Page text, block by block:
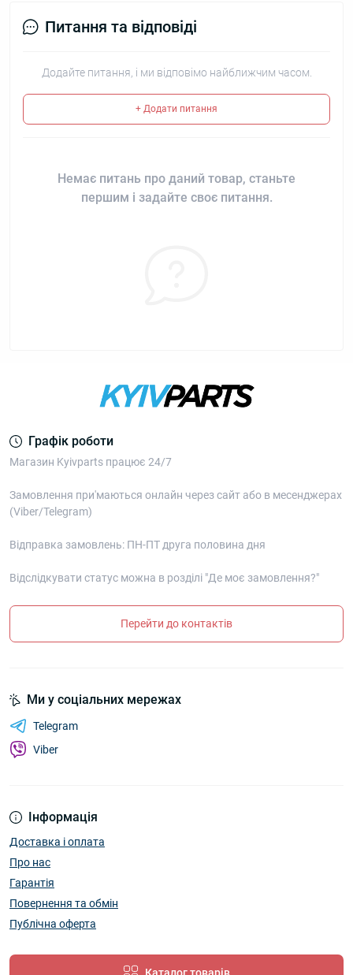
Питання та відповіді
Додайте питання, і ми відповімо найближчим часом.
+ Додати питання
Немає питань про даний товар, станьте
першим і задайте своє питання.
Графік роботи
Магазин Kyivparts працює 24/7
Замовлення при'маються онлайн через сайт або в месенджерах
(Viber/Telegram)
Відправка замовлень: ПН-ПТ друга половина дня
Відслідкувати статус можна в розділі "Де моє замовлення?"
Перейти до контактів
Інформація
Доставка і оплата
Про нас
Гарантія
Повернення та обмін
Публічна оферта
Ми у соціальних мережах
Telegram
Viber